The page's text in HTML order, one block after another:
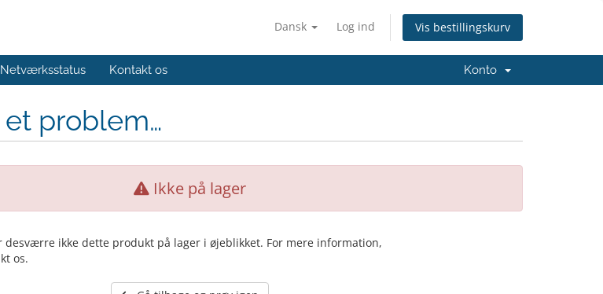
Dansk Log ind Vis bestillingskurv
Netværksstatus Kontakt os Konto
problem…
Ikke på lager
desværre ikke dette produkt på lager i øjeblikket. For mere information,
os.